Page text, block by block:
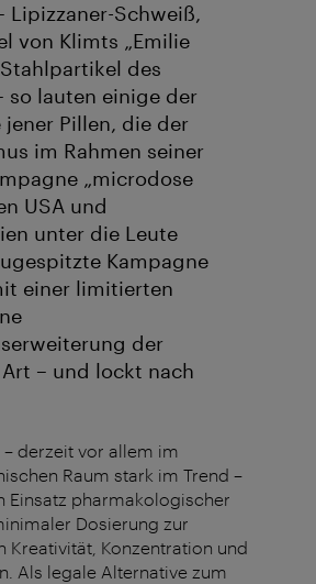
Lipizzaner-Schweiß,
von Klimts „Emilie
des
so lauten einige der
Pillen, die der
im Rahmen seiner
„microdose
USA und
unter die Leute
Kampagne
einer limitierten
der
– und lockt nach
– derzeit vor allem im
Raum stark im Trend –
Einsatz pharmakologischer
Dosierung zur
Kreativität, Konzentration und
Als legale Alternative zum